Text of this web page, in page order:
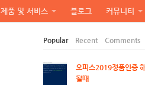
제품 및 서비스 블로그 커뮤니티
Popular Recent Comments
오피스2019정품인증
될때